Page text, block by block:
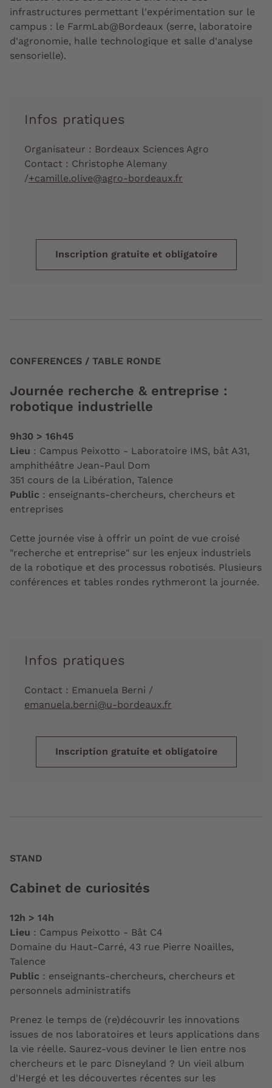
infrastructures permettant l'expérimentation sur le
campus : le FarmLab@Bordeaux (serre, laboratoire
d'agronomie, halle technologique et salle d'analyse
sensorielle).
Infos pratiques
Organisateur : Bordeaux Sciences Agro
Contact : Christophe Alemany
/+camille.olive@agro-bordeaux.fr
Inscription gratuite et obligatoire
CONFERENCES / TABLE RONDE
Journée recherche & entreprise :
robotique industrielle
9h30 > 16h45
Lieu : Campus Peixotto - Laboratoire IMS, bât A31,
amphithéâtre Jean-Paul Dom
351 cours de la Libération, Talence
Public : enseignants-chercheurs, chercheurs et
entreprises
Cette journée vise à offrir un point de vue croisé
"recherche et entreprise" sur les enjeux industriels
de la robotique et des processus robotisés. Plusieurs
conférences et tables rondes rythmeront la journée.
Infos pratiques
Contact : Emanuela Berni /
emanuela.berni@u-bordeaux.fr
Inscription gratuite et obligatoire
STAND
Cabinet de curiosités
12h > 14h
Lieu : Campus Peixotto - Bât C4
Domaine du Haut-Carré, 43 rue Pierre Noailles,
Talence
Public : enseignants-chercheurs, chercheurs et
personnels administratifs
Prenez le temps de (re)découvrir les innovations
issues de nos laboratoires et leurs applications dans
la vie réelle. Saurez-vous deviner le lien entre nos
chercheurs et le parc Disneyland ? Un vieil album
d'Hergé et les découvertes récentes sur les